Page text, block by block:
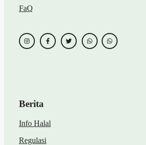
FaQ
Berita
Info Halal
Regulasi